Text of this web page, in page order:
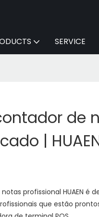
SERVICE
de
|
profissional HUAEN é
que estão